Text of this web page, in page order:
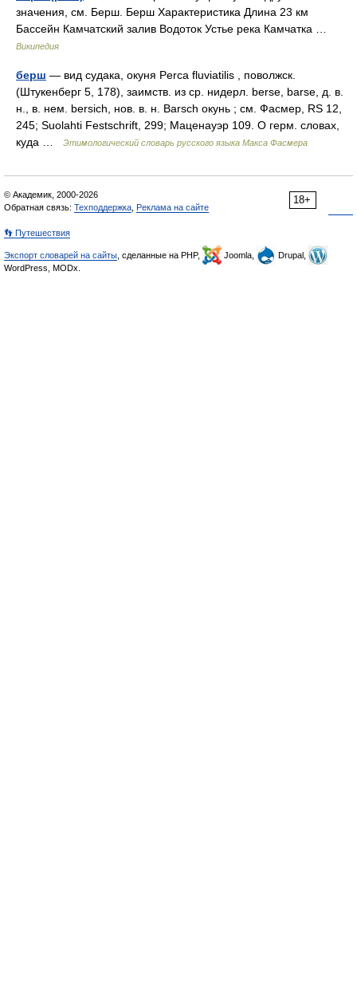
значения, см. Берш. Берш Характеристика Длина 23 км
Бассейн Камчатский залив Водоток Устье река Камчатка …
Википедия
берш — вид судака, окуня Perca fluviatilis , поволжск.
(Штукенберг 5, 178), заимств. из ср. нидерл. berse, barse, д. в.
н., в. нем. bersich, нов. в. н. Barsch окунь ; см. Фасмер, RS 12,
245; Suolahti Festschrift, 299; Маценауэр 109. О герм. словах,
куда …
Этимологический словарь русского языка Макса Фасмера
18+
© Академик, 2000-2026
Обратная связь: Техподдержка Реклама на сайте
👣 Путешествия
Экспорт словарей на сайты , сделанные на PHP, Joomla,
Drupal,
WordPress, MODx.